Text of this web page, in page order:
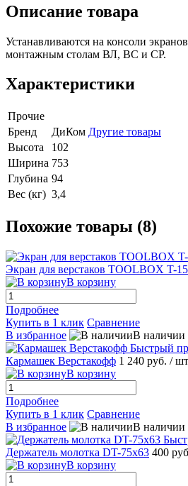
Описание товара
Устанавливаются на консоли
монтажным столам ВЛ, ВС и СР.
Характеристики
Прочие
Бренд
ДиКом Другие товары
Высота
102
Ширина 753
Глубина 94
Вес (кг) 3,4
Похожие товары (8)
Экран для верстаков TOOLBOX T-
В корзину
Подробнее
Купить в 1 клик Сравнение
В избранное
В наличии
Быстрый
Кармашек Верстакофф 1 240 руб. / шт
В корзину
Подробнее
Купить в 1 клик Сравнение
В избранное
В наличии
Держатель молотка DT-75x63 400
В корзину